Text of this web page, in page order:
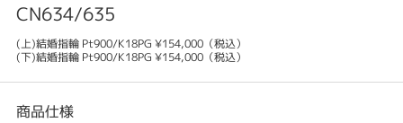
CN634/635
(上)結婚指輪 Pt900/K18PG ¥154,000（税込）
(下)結婚指輪 Pt900/K18PG ¥154,000（税込）
商品仕様